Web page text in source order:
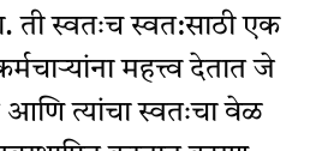
ती स्वतःच स्वत:साठी एक
महत्त्व देतात जे
आणि त्यांचा स्वतःचा वेळ